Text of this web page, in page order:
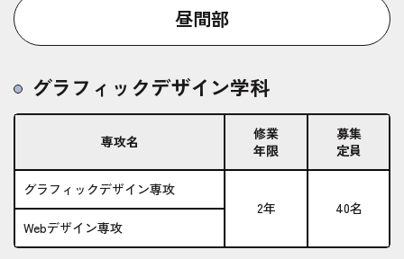
昼間部
グラフィックデザイン学科
専攻名
修業
年限
募集
定員
グラフィックデザイン専攻
2年
40名
Webデザイン専攻